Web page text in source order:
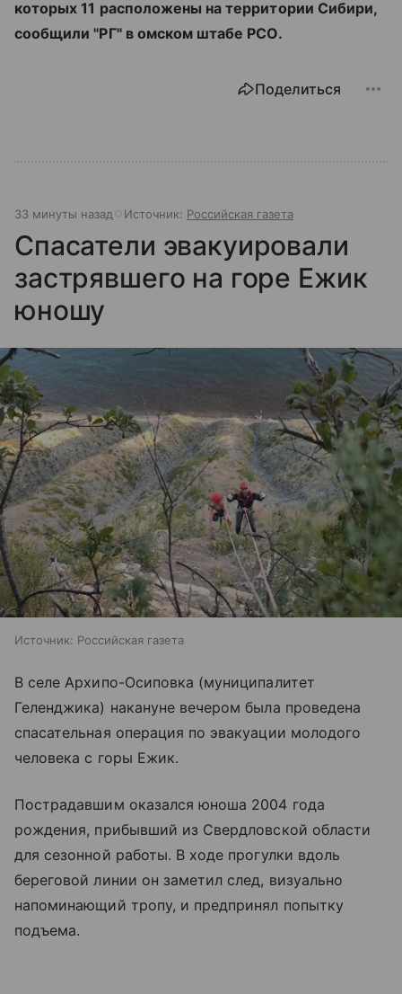
которых 11 расположены на территории Сибири,
сообщили "РГ" в омском штабе РСО.
Поделиться
33 минуты назад Источник: Российская газета
Спасатели эвакуировали
застрявшего на горе Ежик
юношу
Источник: Российская газета
В селе Архипо-Осиповка (муниципалитет
Геленджика) накануне вечером была проведена
спасательная операция по эвакуации молодого
человека с горы Ежик.
Пострадавшим оказался юноша 2004 года
рождения, прибывший из Свердловской области
для сезонной работы. В ходе прогулки вдоль
береговой линии он заметил след, визуально
напоминающий тропу, и предпринял попытку
подъема.